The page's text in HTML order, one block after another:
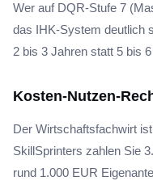
Wer auf DQR-Stufe 7
das IHK-System deutlich
2 bis 3 Jahren statt 5 bis
Kosten-Nutzen-
Der Wirtschaftsfachwirt
SkillSprinters zahlen Sie
rund 1.000 EUR